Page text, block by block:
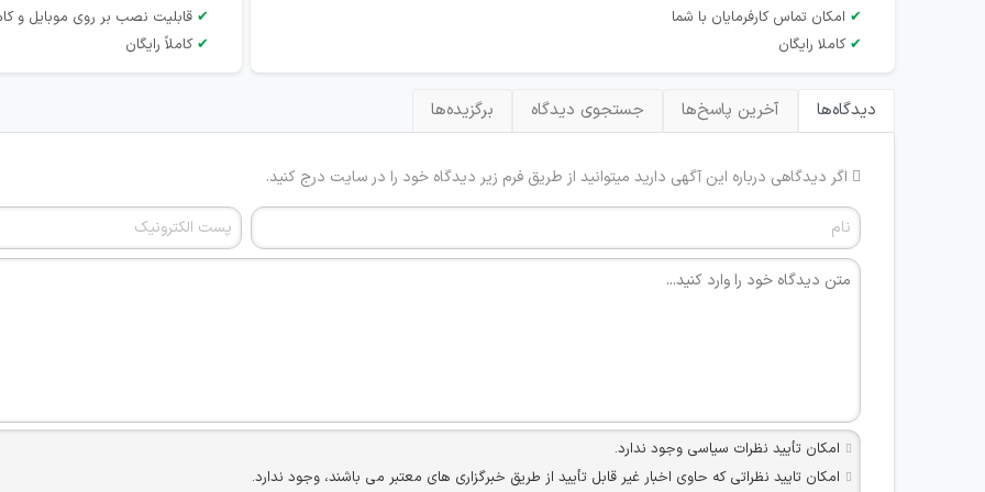
✔ امکان تماس کارفرمایان با شما
✔ کاملا رایگان
✔ قابلیت نصب بر روی موبایل و
✔ کاملاً رایگان
دیدگاه‌ها آخرین پاسخ‌ها جستجوی دیدگاه برگزیده‌ها
اگر دیدگاهی درباره این آگهی دارید میتوانید از طریق فرم زیر دیدگاه خود را در سایت درج کنید.
امکان تأیید نظرات سیاسی وجود ندارد.
امکان تایید نظراتی که حاوی اخبار غیر قابل تأیید از طریق خبرگزاری های معتبر می باشند، وجود ندارد.